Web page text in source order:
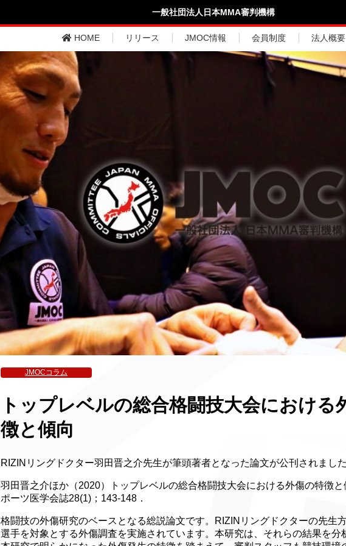
一般社団法人日本MMA審判機構
HOME リリース JMOC情報 会員制度 法人概要
JMOCコラム
トップレベルの総合格闘技大会における
徴と傾向
RIZINリングドクター羽田晋之介先生が筆頭著者となった論文が公刊されました
羽田晋之介ほか（2020）トップレベルの総合格闘技大会における外傷の特徴と
ポーツ医学会誌28(1)；143-148．
格闘技の外傷研究のベースとなる総説論文です。RIZINリングドクターの先生
選手を対象とする外傷調査を実施されています。本研究は、それらの結果を分